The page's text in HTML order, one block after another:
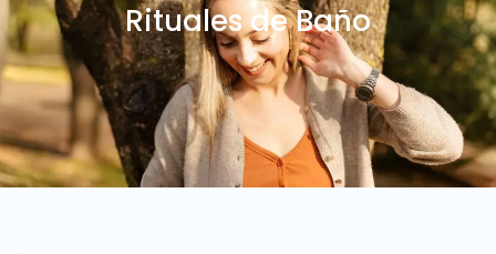
Rituales de Baño